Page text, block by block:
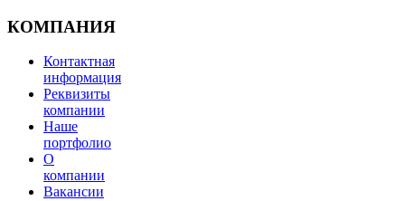
КОМПАНИЯ
Контактная
информация
Реквизиты
компании
Наше
портфолио
О
компании
Вакансии